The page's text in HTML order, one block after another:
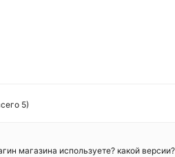
5)
магазина используете? какой